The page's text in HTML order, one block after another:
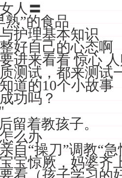
人〓
熟”的食品
护理基本知识
好自己的心态啊
进来看看 惊心
测试，都来测试
道的10个小故事
功吗？
留着教孩子。
么办
自“操刀”调教“
宝惊厥，妈婆齐